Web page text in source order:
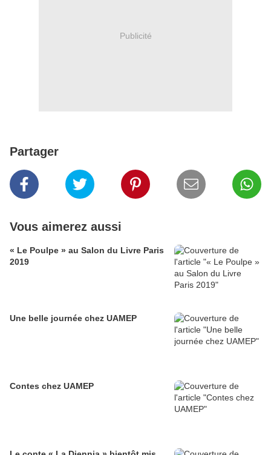
Publicité
Partager
Vous aimerez aussi
« Le Poulpe » au Salon du Livre Paris
2019
Une belle journée chez UAMEP
Contes chez UAMEP